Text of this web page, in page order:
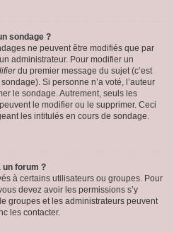
sondage ?
ne peuvent être modifiés que par
administrateur. Pour modifier un
du premier message du sujet (c’est
Si personne n’a voté, l’auteur
le sondage. Autrement, seuls les
le modifier ou le supprimer. Ceci
les intitulés en cours de sondage.
un forum ?
à certains utilisateurs ou groupes. Pour
devez avoir les permissions s’y
groupes et les administrateurs peuvent
les contacter.